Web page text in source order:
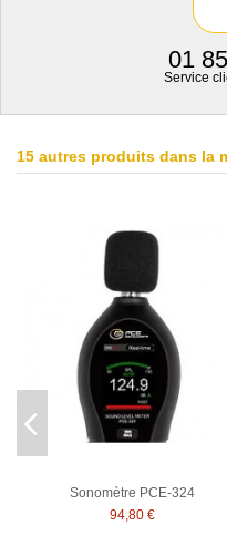
01
Service
15 autres produits dans la
Sonomètre PCE-324
94,80 €